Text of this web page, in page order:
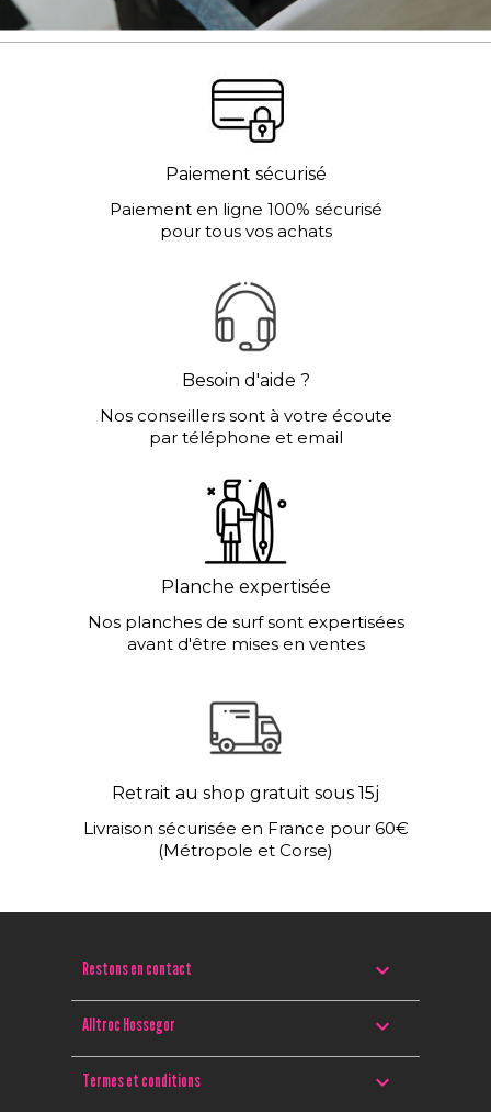
Paiement sécurisé
Paiement en ligne 100% sécurisé
pour tous vos achats
Besoin d'aide ?
Nos conseillers sont à votre écoute
par téléphone et email
Planche expertisée
Nos planches de surf sont expertisées
avant d'être mises en ventes
Retrait au shop gratuit sous 15j
Livraison sécurisée en France pour 60€
(Métropole et Corse)
Restons en contact 
Alltroc Hossegor 
Termes et conditions 